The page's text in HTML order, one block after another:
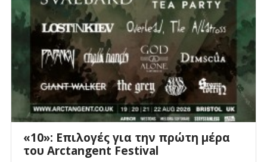
«10»: Επιλογές για την πρώτη μέρα
του Arctangent Festival